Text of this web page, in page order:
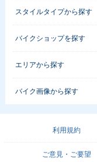
スタイルタイプから探す
バイクショップを探す
エリアから探す
バイク画像から探す
利用規約
ご意見・ご要望